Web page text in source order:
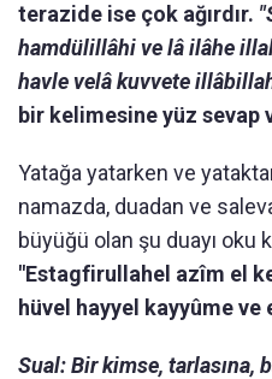
terazide ise çok ağırdır.
hamdülillâhi ve lâ ilâhe
havle velâ kuvvete
bir kelimesine yüz sevap
Yatağa yatarken ve
namazda, duadan ve
büyüğü olan şu duayı oku
"Estagfirullahel azîm el
hüvel hayyel kayyûme ve
Sual: Bir kimse, tarlasına,